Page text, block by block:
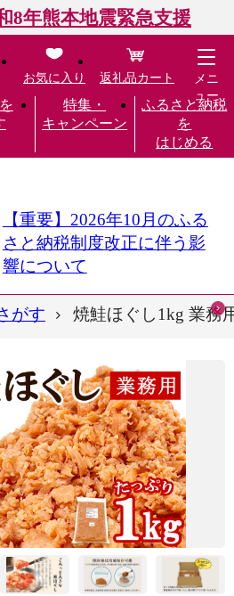
8年熊本地震緊急支援
特集・
キャンペーン
ふるさと納税
を
はじめる
お気に入り 返礼品カート
メニ
ュー
【重要】2026年10月のふる
さと納税制度改正に伴う影
響について
がす 焼鮭ほぐし1kg 業務